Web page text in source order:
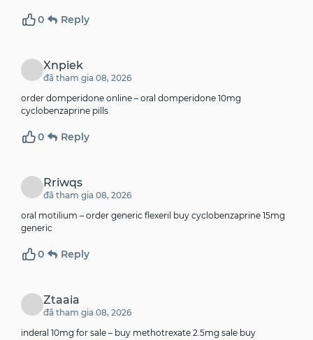
0 Reply
Xnpiek
đã tham gia 08, 2026
order domperidone online – oral domperidone 10mg
cyclobenzaprine pills
0 Reply
Rriwqs
đã tham gia 08, 2026
oral motilium – order generic flexeril buy cyclobenzaprine 15mg
generic
0 Reply
Ztaaia
đã tham gia 08, 2026
inderal 10mg for sale – buy methotrexate 2.5mg sale buy